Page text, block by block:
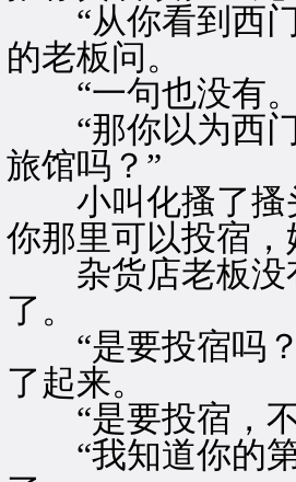
“从你看到西门
的老板问。
“一句也没有
“那你以为西门
旅馆吗？”
小叫化搔了搔
你那里可以投宿
杂货店老板没
了。
“是要投宿吗？
了起来。
“是要投宿，不
“我知道你的第